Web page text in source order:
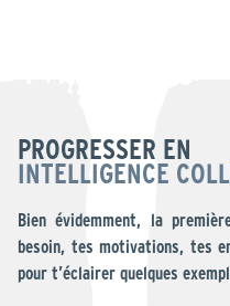
PROGRESSER EN
INTELLIGENCE
Bien évidemment, la
besoin, tes motivations, tes
pour t’éclairer quelques